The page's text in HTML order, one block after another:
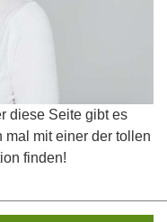
diese Seite gibt es
mal mit einer der tollen
finden!